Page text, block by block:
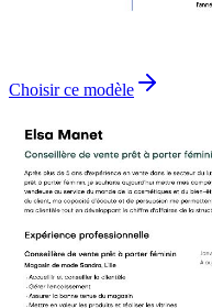
Choisir ce modèle